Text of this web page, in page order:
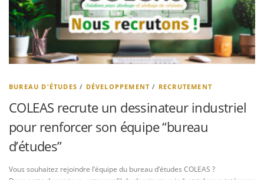
BUREAU D'ÉTUDES / DÉVELOPPEMENT / RECRUTEMENT
COLEAS recrute un dessinateur industriel
pour renforcer son équipe “bureau
d’études”
Vous souhaitez rejoindre l’équipe du bureau d’études COLEAS ?